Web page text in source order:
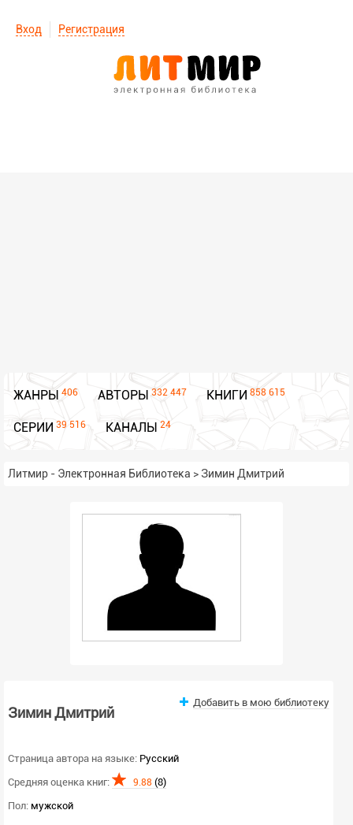
Вход Регистрация
ЖАНРЫ 406 АВТОРЫ 332 447 КНИГИ 858 615
СЕРИИ 39 516 КАНАЛЫ 24
Литмир - Электронная Библиотека > Зимин Дмитрий
Зимин Дмитрий
Добавить в мою библиотеку
Страница автора на языке: Русский
Средняя оценка книг:
9.88 (8)
Пол: мужской